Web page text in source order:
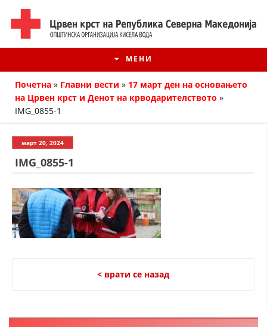
МЕНИ
ИСТОРИЈАТ НА ЦКРМ
ЧЛЕНСТВО ВО ПРОФЕСИОНАЛНИ ТЕЛА
Почетна » Главни вести » 17 март ден на основањето
на Црвен крст и Денот на крводарителството »
IMG_0855-1
март 20, 2024
IMG_0855-1
< врати се назад